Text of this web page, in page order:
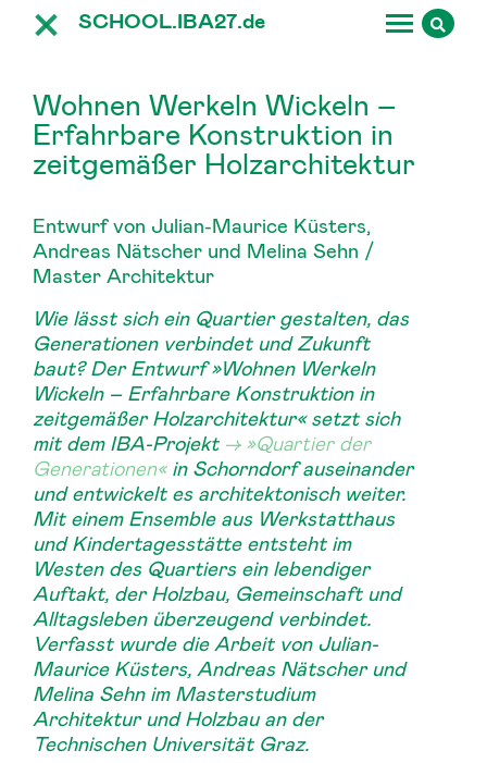
SCHOOL.IBA27.de
Wohnen Werkeln Wickeln –
Erfahrbare Konstruktion in
zeitgemäßer Holzarchitektur
Entwurf von Julian-Maurice Küsters,
Andreas Nätscher und Melina Sehn /
Master Architektur
Wie lässt sich ein Quartier gestalten, das
Generationen verbindet und Zukunft
baut? Der Entwurf »Wohnen Werkeln
Wickeln – Erfahrbare Konstruktion in
zeitgemäßer Holzarchitektur« setzt sich
mit dem IBA-Projekt
»Quartier der
Generationen«in Schorndorf auseinander
und entwickelt es architektonisch weiter.
Mit einem Ensemble aus Werkstatthaus
und Kindertagesstätte entsteht im
Westen des Quartiers ein lebendiger
Auftakt, der Holzbau, Gemeinschaft und
Alltagsleben überzeugend verbindet.
Verfasst wurde die Arbeit von Julian-
Maurice Küsters, Andreas Nätscher und
Melina Sehn im Masterstudium
Architektur und Holzbau an der
Technischen Universität Graz.